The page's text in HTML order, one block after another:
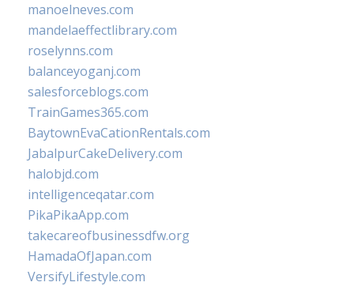
manoelneves.com
mandelaeffectlibrary.com
roselynns.com
balanceyoganj.com
salesforceblogs.com
TrainGames365.com
BaytownEvaCationRentals.com
JabalpurCakeDelivery.com
halobjd.com
intelligenceqatar.com
PikaPikaApp.com
takecareofbusinessdfw.org
HamadaOfJapan.com
VersifyLifestyle.com